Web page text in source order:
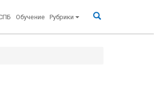
Обучение Рубрики